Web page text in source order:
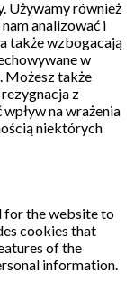
Używamy również
analizować i
także wzbogacają
w
Możesz także
rezygnacja z
na wrażenia
niektórych
for the website to
cookies that
of the
information.